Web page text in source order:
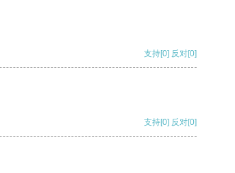
支持[0] 反对[0]
支持[0] 反对[0]